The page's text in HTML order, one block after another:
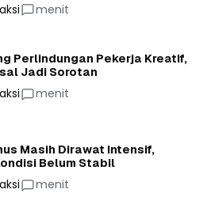
menit
Perlindungan Pekerja Kreatif,
Jadi Sorotan
menit
Masih Dirawat Intensif,
Belum Stabil
menit